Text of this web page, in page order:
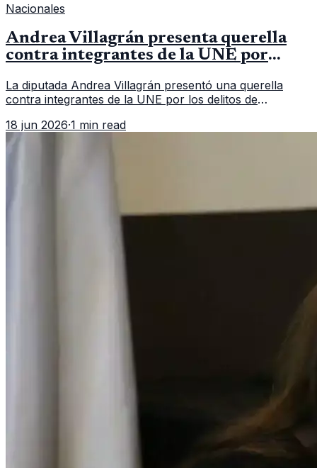
Nacionales
Andrea Villagrán presenta querella
contra integrantes de la UNE por
La diputada Andrea Villagrán presentó una querella
contra integrantes de la UNE por los delitos de
18 jun 2026·1 min read